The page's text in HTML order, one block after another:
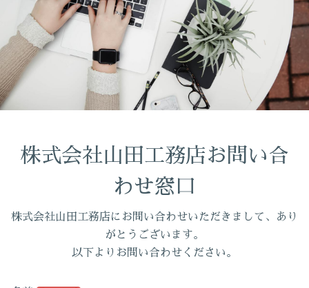
株式会社山田工務店お問い合
わせ窓口
株式会社山田工務店にお問い合わせいただきまして、あり
がとうございます。
以下よりお問い合わせください。